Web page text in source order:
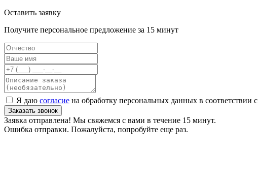
Оставить заявку
Получите персональное предложение за 15 минут
Я даю согласие на обработку персональных данных в соответствии с
Заказать звонок
Заявка отправлена! Мы свяжемся с вами в течение 15 минут.
Ошибка отправки. Пожалуйста, попробуйте еще раз.